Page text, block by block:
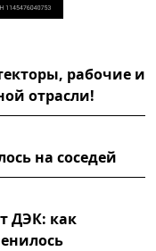
рабочие и
отрасли!
на соседей
ДЭК: как